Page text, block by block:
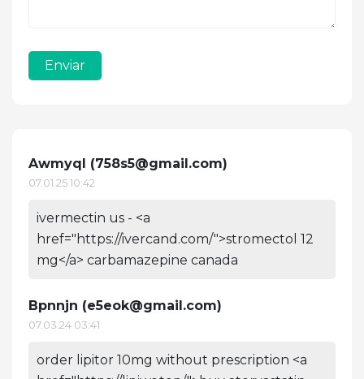
Enviar
Awmyql (758s5@gmail.com)
07.01.25 10:42
ivermectin us - <a
href="https://ivercand.com/">stromectol 12
mg</a> carbamazepine canada
Bpnnjn (e5eok@gmail.com)
07.03.24 03:41
order lipitor 10mg without prescription <a